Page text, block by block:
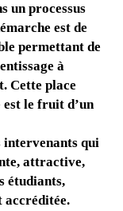
un processus
est de
permettant de
à
Cette place
le fruit d’un
qui
attractive,
étudiants,
accréditée.